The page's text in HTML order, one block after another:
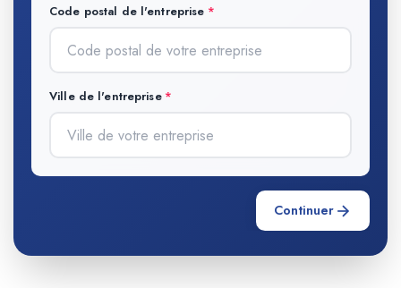
Code postal de l'entreprise
Ville de l'entreprise
Continuer